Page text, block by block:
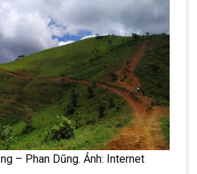
– Phan Dũng. Ảnh: Internet